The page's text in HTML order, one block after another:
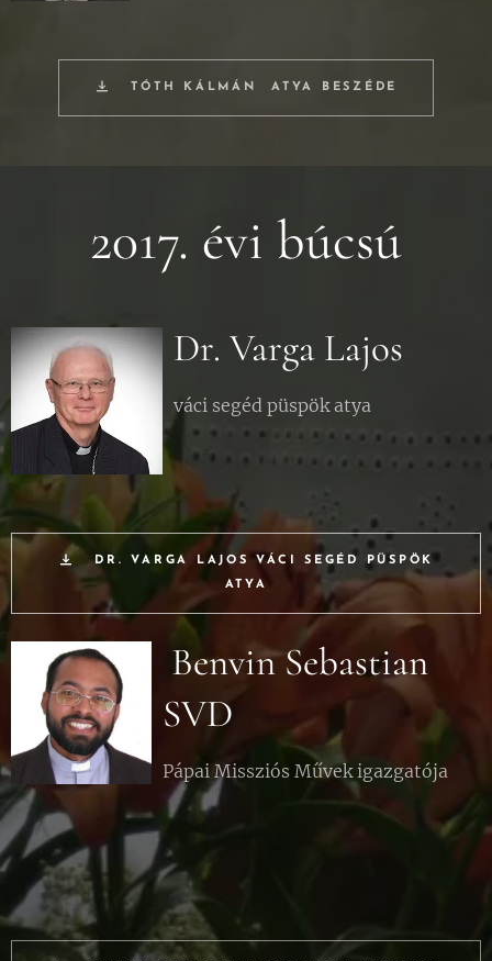
TÓTH KÁLMÁN ATYA BESZÉDE
2017. évi búcsú
Dr. Varga Lajos
váci segéd püspök atya
DR. VARGA LAJOS VÁCI SEGÉD PÜSPÖK
ATYA
Benvin Sebastian
SVD
Pápai Missziós Művek igazgatója